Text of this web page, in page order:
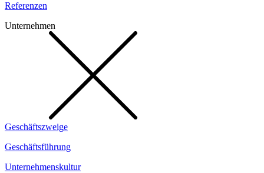
Referenzen
Unternehmen
Geschäftszweige
Geschäftsführung
Unternehmenskultur